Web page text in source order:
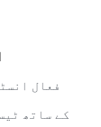
10+ فعال
6.6.6 کے ساتھ